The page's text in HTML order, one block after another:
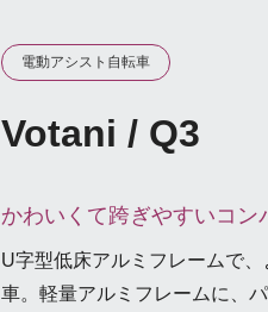
電動アシスト自転車
Votani / Q3
かわいくて跨ぎやすいコ
U字型低床アルミフレームで
車。軽量アルミフレームに、